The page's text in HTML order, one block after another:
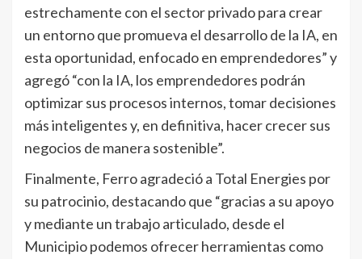
estrechamente con el sector privado para crear
un entorno que promueva el desarrollo de la IA, en
esta oportunidad, enfocado en emprendedores” y
agregó “con la IA, los emprendedores podrán
optimizar sus procesos internos, tomar decisiones
más inteligentes y, en definitiva, hacer crecer sus
negocios de manera sostenible”.
Finalmente, Ferro agradeció a Total Energies por
su patrocinio, destacando que “gracias a su apoyo
y mediante un trabajo articulado, desde el
Municipio podemos ofrecer herramientas como